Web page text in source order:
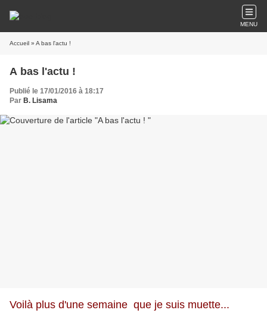
MENU
Accueil » A bas l'actu !
A bas l'actu !
Publié le 17/01/2016 à 18:17
Par B. Lisama
Voilà plus d'une semaine que je suis muette...